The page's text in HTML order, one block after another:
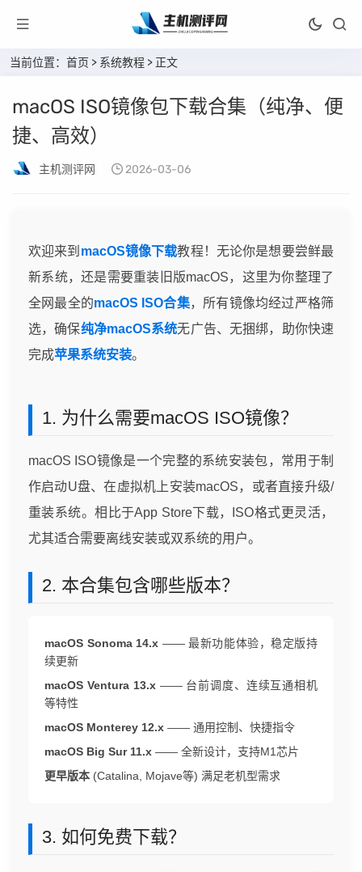
当前位置： 首页 > 系统教程 > 正文
macOS ISO镜像包下载合集（纯净、便
捷、高效）
主机测评网 2026-03-06
欢迎来到 macOS镜像下载教程！无论你是想要尝鲜最
新系统，还是需要重装旧版macOS，这里为你整理了
全网最全的macOS ISO合集，所有镜像均经过严格筛
选，确保纯净macOS系统无广告、无捆绑，助你快速
完成苹果系统安装。
1. 为什么需要macOS ISO镜像？
macOS ISO镜像是一个完整的系统安装包，常用于制
作启动U盘、在虚拟机上安装macOS，或者直接升级/
重装系统。相比于App Store下载，ISO格式更灵活，
尤其适合需要离线安装或双系统的用户。
2. 本合集包含哪些版本？
macOS Sonoma 14.x —— 最新功能体验，稳定版持
续更新
macOS Ventura 13.x—— 台前调度、连续互通相机
等特性
macOS Monterey 12.x —— 通用控制、快捷指令
macOS Big Sur 11.x —— 全新设计，支持M1芯片
更早版本 (Catalina, Mojave等) 满足老机型需求
3. 如何免费下载？